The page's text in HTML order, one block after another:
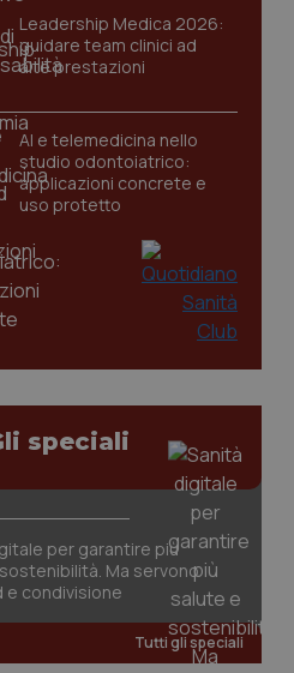
Leadership Medica 2026:
guidare team clinici ad
alte prestazioni
AI e telemedicina nello
studio odontoiatrico:
applicazioni concrete e
uso protetto
speciali
per garantire più
Ma servono
e condivisione
Tutti gli speciali